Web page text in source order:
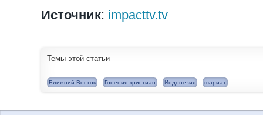
Источник: impacttv.tv
Темы этой статьи
Ближний Восток Гонения христиан Индонезия шариат